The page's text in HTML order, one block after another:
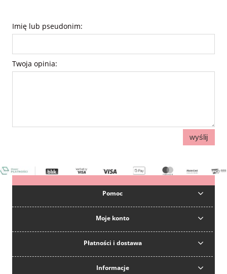
Imię lub pseudonim:
Twoja opinia:
wyślij
Pomoc
Moje konto
Płatności i dostawa
Informacje